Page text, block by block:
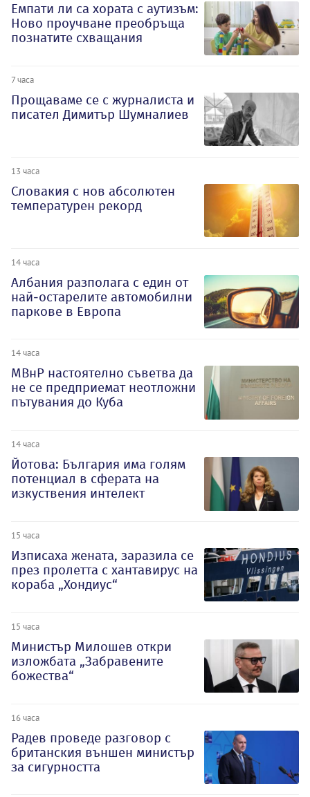
Емпати ли са хората с аутизъм:
Ново проучване преобръща
познатите схващания
7 часа
Прощаваме се с журналиста и
писател Димитър Шумналиев
13 часа
Словакия с нов абсолютен
температурен рекорд
14 часа
Албания разполага с един от
най-остарелите автомобилни
паркове в Европа
14 часа
МВнР настоятелно съветва да
не се предприемат неотложни
пътувания до Куба
14 часа
Йотова: България има голям
потенциал в сферата на
изкуствения интелект
15 часа
Изписаха жената, заразила се
през пролетта с хантавирус на
кораба „Хондиус“
15 часа
Министър Милошев откри
изложбата „Забравените
божества“
16 часа
Радев проведе разговор с
британския външен министър
за сигурността